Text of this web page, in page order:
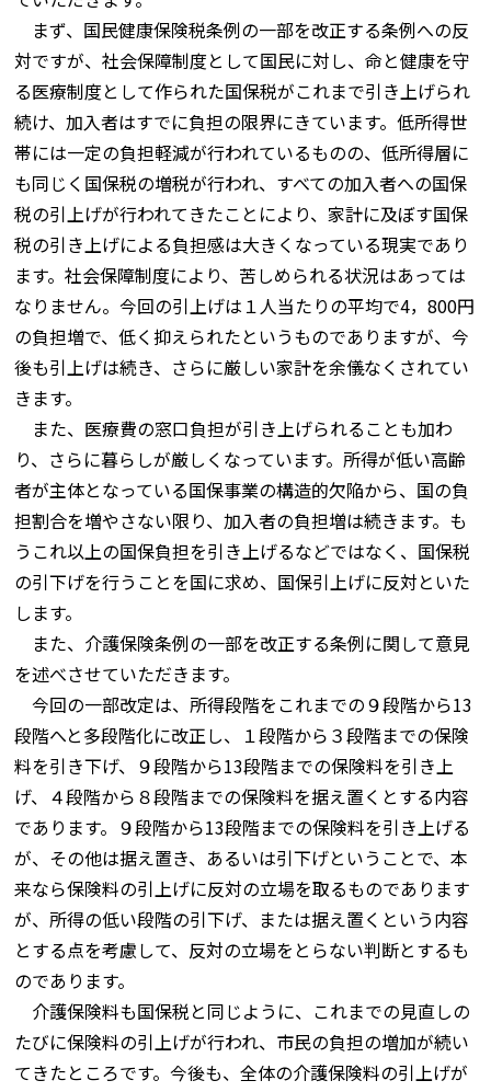
まず、国民健康保険税条例の一部を改正する条例への反
対ですが、社会保障制度として国民に対し、命と健康を守
る医療制度として作られた国保税がこれまで引き上げられ
続け、加入者はすでに負担の限界にきています。低所得世
帯には一定の負担軽減が行われているものの、低所得層に
も同じく国保税の増税が行われ、すべての加入者への国保
税の引上げが行われてきたことにより、家計に及ぼす国保
税の引き上げによる負担感は大きくなっている現実であり
ます。社会保障制度により、苦しめられる状況はあっては
なりません。今回の引上げは１人当たりの平均で4，800円
の負担増で、低く抑えられたというものでありますが、今
後も引上げは続き、さらに厳しい家計を余儀なくされてい
きます。
また、医療費の窓口負担が引き上げられることも加わ
り、さらに暮らしが厳しくなっています。所得が低い高齢
者が主体となっている国保事業の構造的欠陥から、国の負
担割合を増やさない限り、加入者の負担増は続きます。も
うこれ以上の国保負担を引き上げるなどではなく、国保税
の引下げを行うことを国に求め、国保引上げに反対といた
します。
また、介護保険条例の一部を改正する条例に関して意見
を述べさせていただきます。
今回の一部改定は、所得段階をこれまでの９段階から13
段階へと多段階化に改正し、１段階から３段階までの保険
料を引き下げ、９段階から13段階までの保険料を引き上
げ、４段階から８段階までの保険料を据え置くとする内容
であります。９段階から13段階までの保険料を引き上げる
が、その他は据え置き、あるいは引下げということで、本
来なら保険料の引上げに反対の立場を取るものであります
が、所得の低い段階の引下げ、または据え置くという内容
とする点を考慮して、反対の立場をとらない判断とするも
のであります。
介護保険料も国保税と同じように、これまでの見直しの
たびに保険料の引上げが行われ、市民の負担の増加が続い
てきたところです。今後も、全体の介護保険料の引上げが